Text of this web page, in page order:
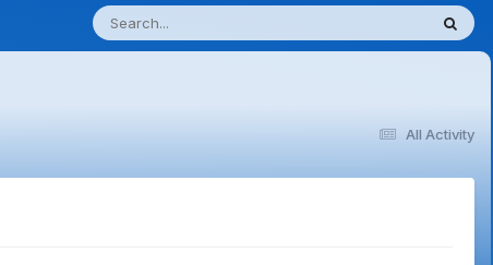
All Activity